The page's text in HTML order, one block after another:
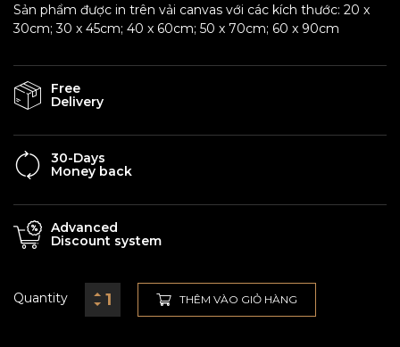
Sản phẩm được in trên vải canvas với các kích thước: 20 x
30cm; 30 x 45cm; 40 x 60cm; 50 x 70cm; 60 x 90cm
Free
Delivery
30-Days
Money back
Advanced
Discount system
Quantity THÊM VÀO GIỎ HÀNG